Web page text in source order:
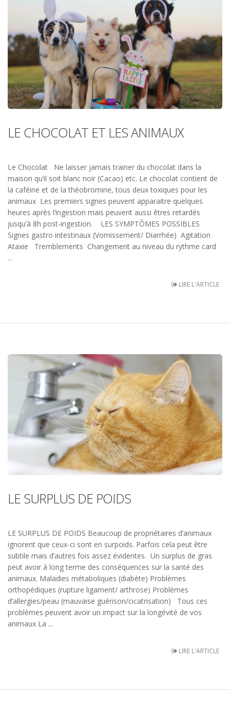
LE CHOCOLAT ET LES ANIMAUX
Le Chocolat Ne laisser jamais trainer du chocolat dans la
maison qu’il soit blanc noir (Cacao) etc. Le chocolat contient de
la caféine et de la théobromine, tous deux toxiques pour les
animaux Les premiers signes peuvent apparaitre quelques
heures après l’ingestion mais peuvent aussi êtres retardés
jusqu’à 8h post-ingestion. LES SYMPTÔMES POSSIBLES
Signes gastro intestinaux (Vomissement/ Diarrhée) Agitation
Ataxie Tremblements Changement au niveau du rythme card
...
LIRE L'ARTICLE
LE SURPLUS DE POIDS
LE SURPLUS DE POIDS Beaucoup de propriétaires d’animaux
ignorent que ceux-ci sont en surpoids. Parfois cela peut être
subtile mais d’autres fois assez évidentes. Un surplus de gras
peut avoir à long terme des conséquences sur la santé des
animaux. Maladies métaboliques (diabète) Problèmes
orthopédiques (rupture ligament/ arthrose) Problèmes
d’allergies/peau (mauvaise guérison/cicatrisation) Tous ces
problèmes peuvent avoir un impact sur la longévité de vos
animaux La ...
LIRE L'ARTICLE